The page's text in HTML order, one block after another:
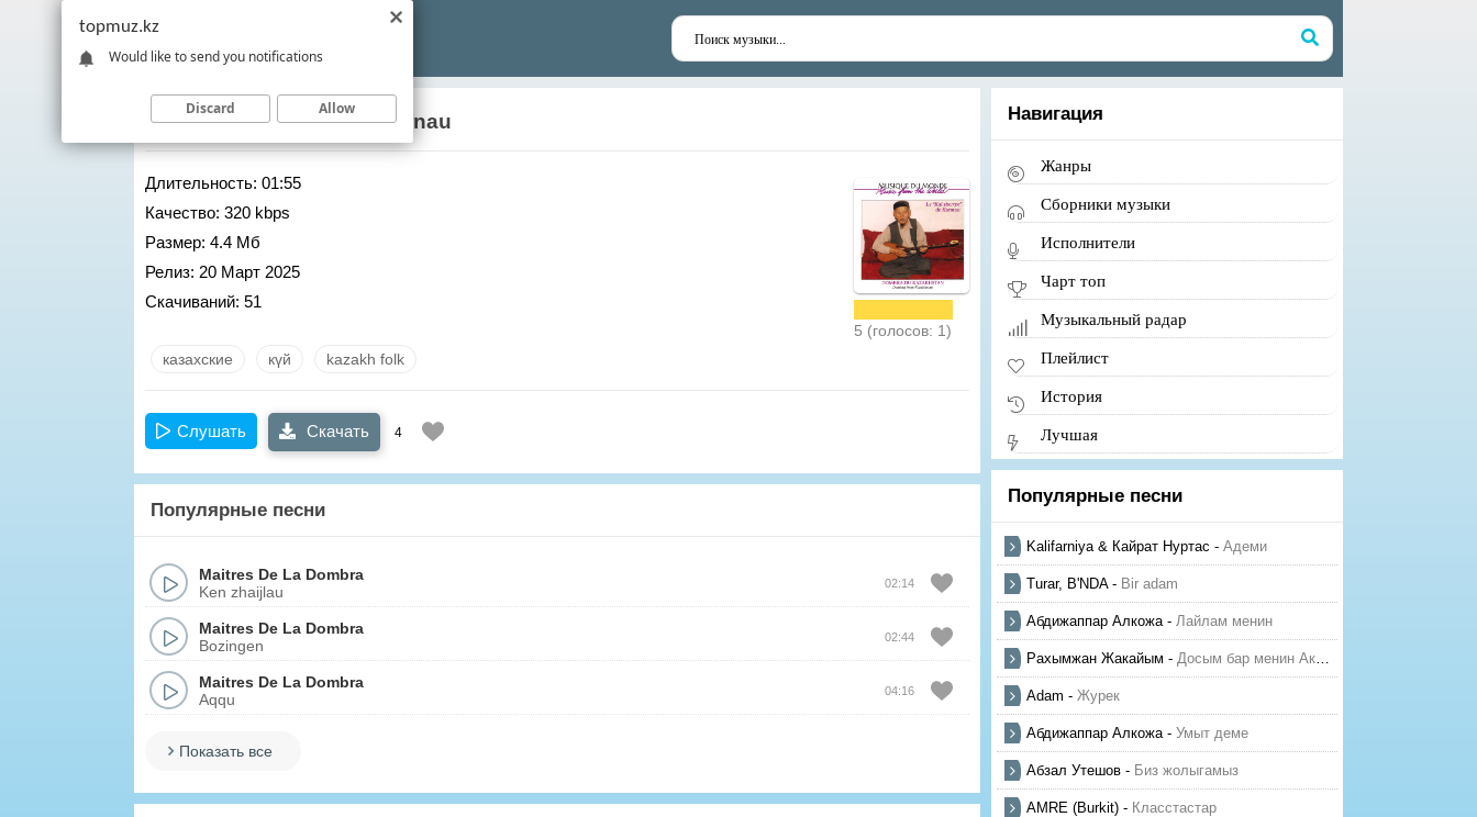
Maitres De La Dombra– Arnau
Длительность: 01:55
Качество: 320 kbps
Размер: 4.4 Мб
Релиз: 20 Март 2025
Скачиваний: 51
5 (голосов: 1)
казахские күй kazakh folk
Слушать Скачать 4
Популярные песни
Maitres De La Dombra
Ken zhaijlau
02:14
Maitres De La Dombra
Bozingen
02:44
Maitres De La Dombra
Aqqu
04:16
Показать все
Навигация
Жанры
Сборники музыки
Исполнители
Чарт топ
Музыкальный радар
Плейлист
История
Лучшая
Популярные песни
Kalifarniya & Кайрат Нуртас - Адеми
Turar, B'NDA- Bir adam
Абдижаппар Алкожа- Лайлам менин
Рахымжан Жакайым - Досым бар менин Актауда
Adam - Журек
Абдижаппар Алкожа- Умыт деме
Абзал Утешов - Биз жолыгамыз
AMRE (Burkit) - Класстастар
topmuz.kz
Would like to send you notifications
Discard Allow